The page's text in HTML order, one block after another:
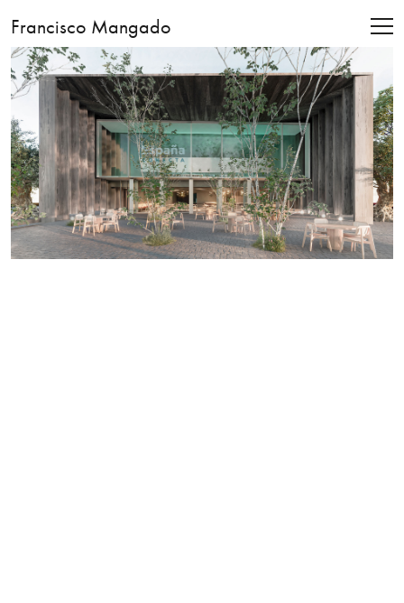
Francisco Mangado